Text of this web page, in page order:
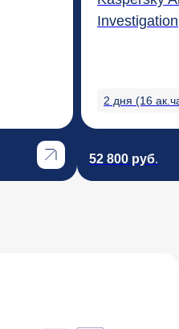
Investigation
2 дня (16
52 800 руб.